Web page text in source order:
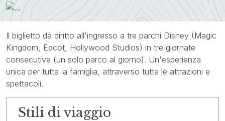
Previous Next
Il biglietto dà diritto all'ingresso a tre parchi Disney (Magic
Kingdom, Epcot, Hollywood Studios) in tre giornate
consecutive (un solo parco al giorno). Un'esperienza
unica per tutta la famiglia, attraverso tutte le attrazioni e
spettacoli.
Stili di viaggio